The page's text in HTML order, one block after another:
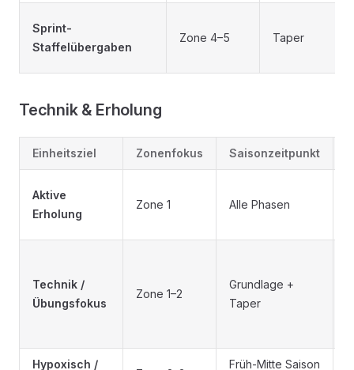
Sprint-
Staffelübergaben
Zone 4–5 Taper
Technik & Erholung
Einheitsziel Zonenfokus Saisonzeitpunkt
Aktive
Erholung
Zone 1 Alle Phasen
Technik /
Übungsfokus
Zone 1–2
Grundlage +
Taper
Hypoxisch / Früh-Mitte Saison